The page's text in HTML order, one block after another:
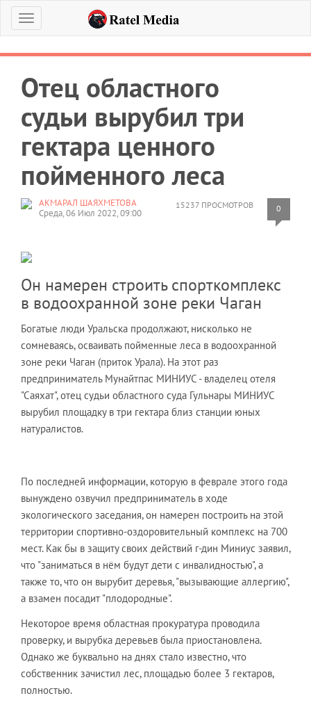
Меню
Отец областного
судьи вырубил три
гектара ценного
пойменного леса
15237 ПРОСМОТРОВ 0
АКМАРАЛ ШАЯХМЕТОВА
Среда, 06 Июл 2022, 09:00
Он намерен строить спорткомплекс
в водоохранной зоне реки Чаган
Богатые люди Уральска продолжают, нисколько не
сомневаясь, осваивать пойменные леса в водоохранной
зоне реки Чаган (приток Урала). На этот раз
предприниматель Мунайтпас МИНИУС - владелец отеля
"Саяхат", отец судьи областного суда Гульнары МИНИУС
вырубил площадку в три гектара близ станции юных
натуралистов.
По последней информации, которую в феврале этого года
вынуждено озвучил предприниматель в ходе
экологического заседания, он намерен построить на этой
территории спортивно-оздоровительный комплекс на 700
мест. Как бы в защиту своих действий г-дин Миниус заявил,
что "заниматься в нём будут дети с инвалидностью", а
также то, что он вырубит деревья, "вызывающие аллергию",
а взамен посадит "плодородные".
Некоторое время областная прокуратура проводила
проверку, и вырубка деревьев была приостановлена.
Однако же буквально на днях стало известно, что
собственник зачистил лес, площадью более 3 гектаров,
полностью.